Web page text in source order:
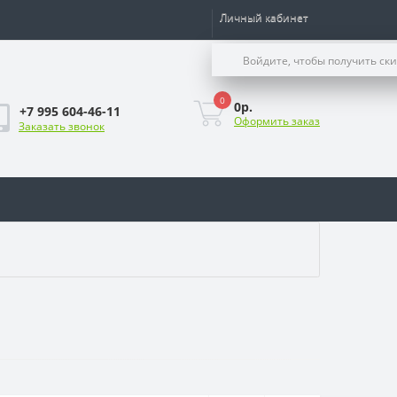
Личный кабинет
Войдите, чтобы получить
+7 995 604-46-11
Заказать звонок
0 0р.
Оформить заказ